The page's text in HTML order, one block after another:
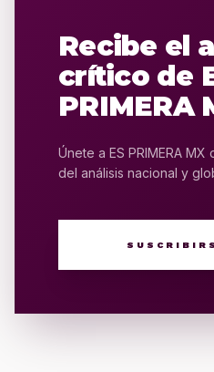
Recibe el
crítico de
PRIMERA
Únete a ES PRIMERA
del análisis nacional y